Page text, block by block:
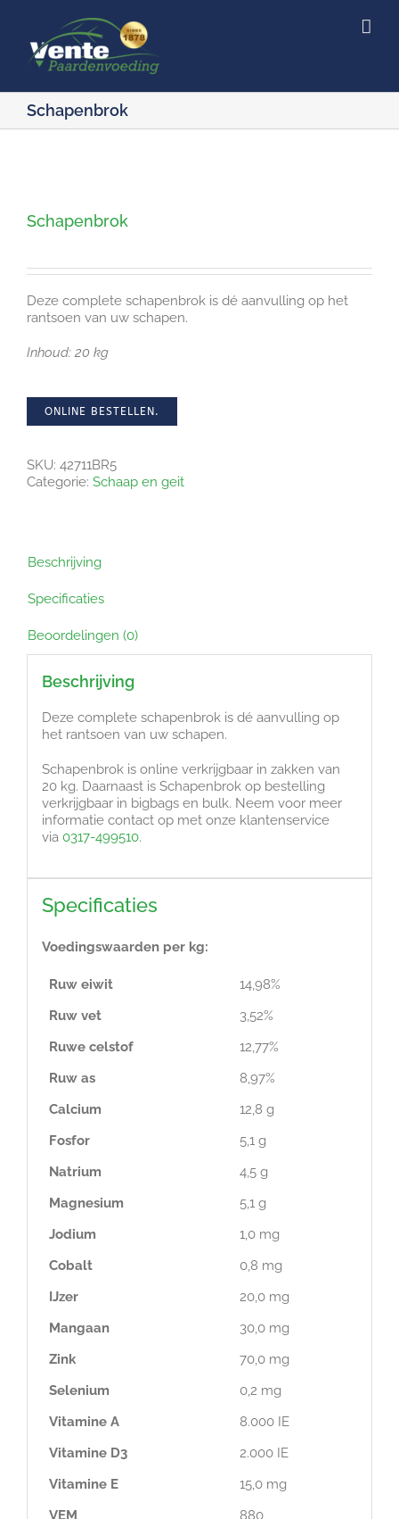
inhoud
Schapenbrok
Schapenbrok
Deze complete schapenbrok is dé aanvulling op het
rantsoen van uw schapen.
Inhoud: 20 kg
ONLINE BESTELLEN.
SKU: 42711BR5
Categorie: Schaap en geit
Beschrijving
Specificaties
Beoordelingen (0)
Beschrijving
Deze complete schapenbrok is dé aanvulling op
het rantsoen van uw schapen.
Schapenbrok is online verkrijgbaar in zakken van
20 kg. Daarnaast is Schapenbrok op bestelling
verkrijgbaar in bigbags en bulk. Neem voor meer
informatie contact op met onze klantenservice
via 0317-499510.
Specificaties
Voedingswaarden per kg:
Ruw eiwit
14,98%
Ruw vet
3,52%
Ruwe celstof
12,77%
Ruw as
8,97%
Calcium
12,8 g
Fosfor
5,1 g
Natrium
4,5 g
Magnesium
5,1 g
Jodium
1,0 mg
Cobalt
0,8 mg
IJzer
20,0 mg
Mangaan
30,0 mg
Zink
70,0 mg
Selenium
0,2 mg
Vitamine A
8.000 IE
Vitamine D3
2.000 IE
Vitamine E
15,0 mg
VEM
880